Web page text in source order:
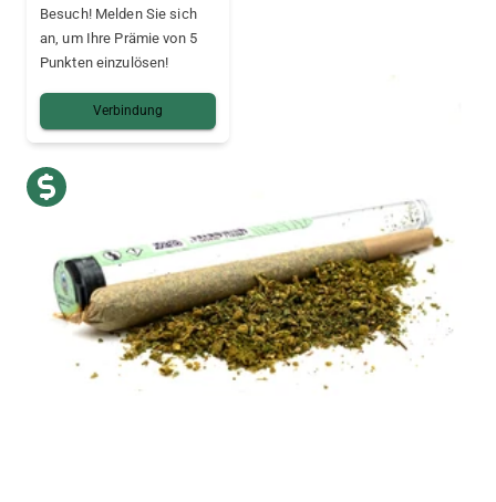
Besuch! Melden Sie sich
an, um Ihre Prämie von 5
Punkten einzulösen!
Verbindung